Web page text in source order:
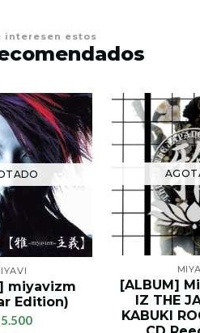
interesen estos
miyavizm
Edition)
[ALBUM]
IZ THE
KABUKI